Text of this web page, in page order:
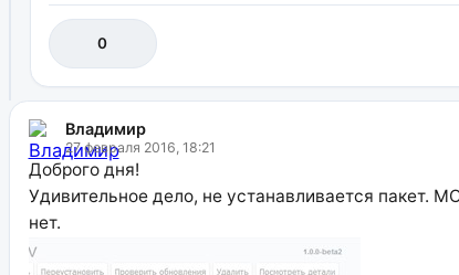
0
Владимир
27 февраля 2016, 18:21
Доброго дня!
Удивительное дело, не устанавливается пакет.
нет.